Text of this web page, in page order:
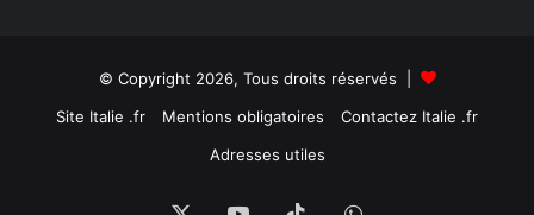
© Copyright 2026, Tous droits réservés |
Site Italie .fr
Mentions obligatoires
Contactez Italie .fr
Adresses utiles